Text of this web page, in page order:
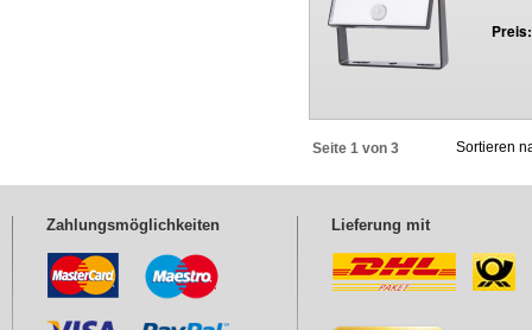
Seite 1 von 3 Sortieren
Zahlungsmöglichkeiten Lieferung mit